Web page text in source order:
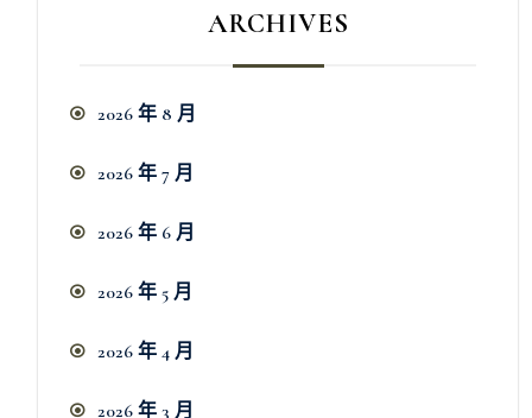
ARCHIVES
2026 年 8 月
2026 年 7 月
2026 年 6 月
2026 年 5 月
2026 年 4 月
2026 年 3 月